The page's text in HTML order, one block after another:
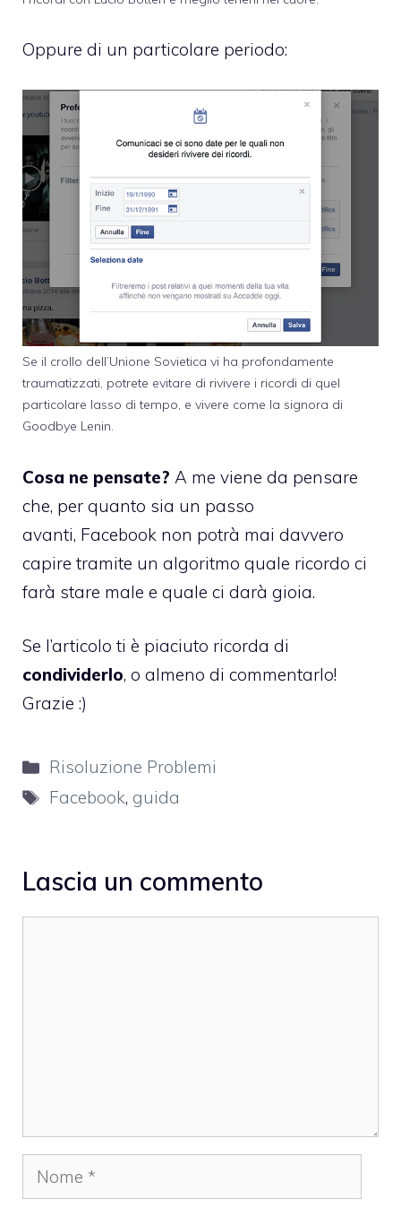
Oppure di un particolare periodo:
Se il crollo dell’Unione Sovietica vi ha profondamente
traumatizzati, potrete evitare di rivivere i ricordi di quel
particolare lasso di tempo, e vivere come la signora di
Goodbye Lenin.
Cosa ne pensate? A me viene da pensare
che, per quanto sia un passo
avanti, Facebook non potrà mai davvero
capire tramite un algoritmo quale ricordo ci
farà stare male e quale ci darà gioia.
Se l’articolo ti è piaciuto ricorda di
condividerlo, o almeno di commentarlo!
Grazie :)
Categorie
Risoluzione Problemi
Tag
Facebook, guida
Lascia un commento
Nome